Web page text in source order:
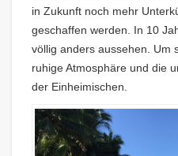
in Zukunft noch mehr
geschaffen werden. In 10
völlig anders aussehen. Um
ruhige Atmosphäre und die
der Einheimischen.